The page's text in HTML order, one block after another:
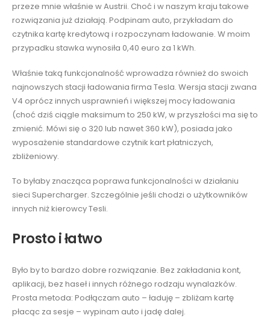
przeze mnie właśnie w Austrii. Choć i w naszym kraju takowe
rozwiązania już działają. Podpinam auto, przykładam do
czytnika kartę kredytową i rozpoczynam ładowanie. W moim
przypadku stawka wynosiła 0,40 euro za 1 kWh.
Właśnie taką funkcjonalność wprowadza również do swoich
najnowszych stacji ładowania firma Tesla. Wersja stacji zwana
V4 oprócz innych usprawnień i większej mocy ładowania
(choć dziś ciągle maksimum to 250 kW, w przyszłości ma się to
zmienić. Mówi się o 320 lub nawet 360 kW), posiada jako
wyposażenie standardowe czytnik kart płatniczych,
zbliżeniowy.
To byłaby znacząca poprawa funkcjonalności w działaniu
sieci Supercharger. Szczególnie jeśli chodzi o użytkowników
innych niż kierowcy Tesli.
Prosto i łatwo
Było by to bardzo dobre rozwiązanie. Bez zakładania kont,
aplikacji, bez haseł i innych różnego rodzaju wynalazków.
Prosta metoda: Podłączam auto – ładuję – zbliżam kartę
płacąc za sesje – wypinam auto i jadę dalej.